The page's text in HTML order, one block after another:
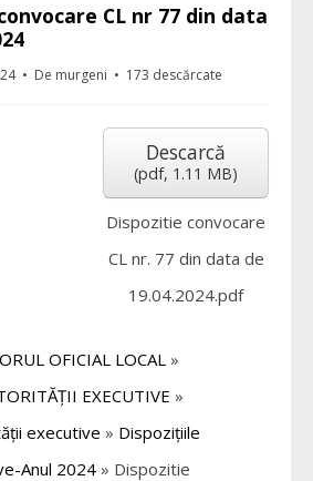
CL nr 77 din data
De murgeni 173 descărcate
Descarcă
(pdf, 1.11 MB)
Dispozitie convocare
CL nr. 77 din data de
19.04.2024.pdf
OFICIAL LOCAL »
EXECUTIVE »
executive » Dispozițiile
Anul 2024 » Dispozitie